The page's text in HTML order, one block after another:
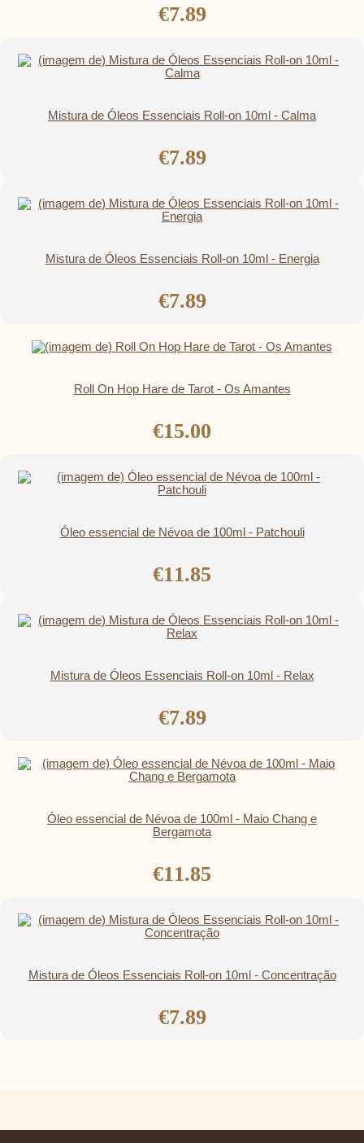
€7.89
Mistura de Óleos Essenciais Roll-on 10ml - Calma
€7.89
Mistura de Óleos Essenciais Roll-on 10ml - Energia
€7.89
Roll On Hop Hare de Tarot - Os Amantes
€15.00
Óleo essencial de Névoa de 100ml - Patchouli
€11.85
Mistura de Óleos Essenciais Roll-on 10ml - Relax
€7.89
Óleo essencial de Névoa de 100ml - Maio Chang e
Bergamota
€11.85
Mistura de Óleos Essenciais Roll-on 10ml - Concentração
€7.89